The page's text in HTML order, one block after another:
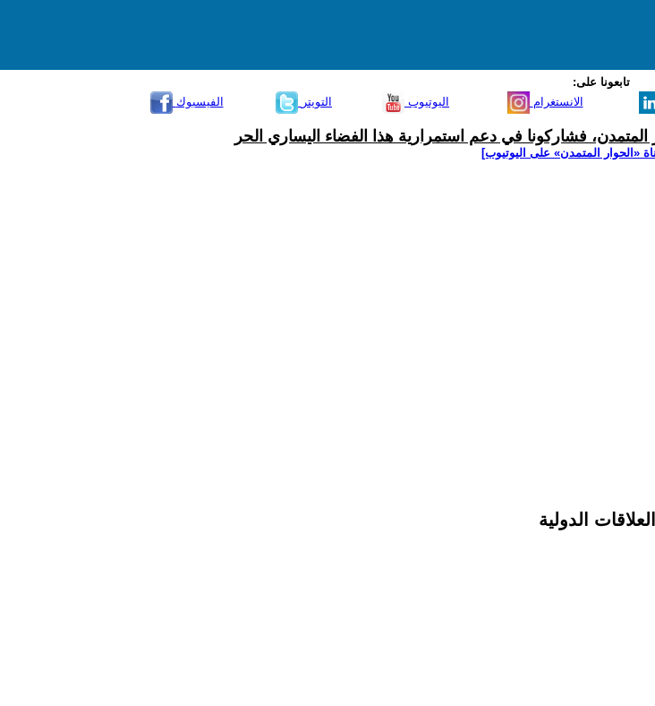
تابعونا على:
الفيسبوك
التويتر اليوتيوب الانستغرام
المتمدن، فشاركونا في دعم استمرارية هذا الفضاء اليساري الحر
‫«الحوار المتمدن» على اليوتيوب]
الدولية